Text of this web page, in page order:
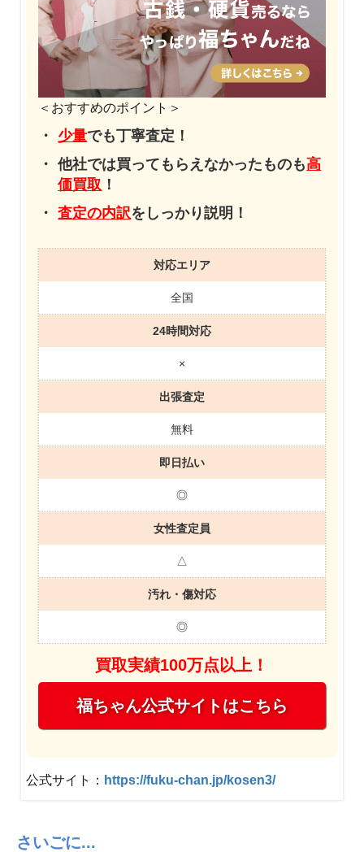
＜おすすめのポイント＞
少量でも丁寧査定！
他社では買ってもらえなかったものも高
価買取 ！
査定の内訳をしっかり説明！
対応エリア
全国
24時間対応
×
出張査定
無料
即日払い
◎
女性査定員
△
汚れ・傷対応
◎
買取実績100万点以上！
福ちゃん公式サイトはこちら
公式サイト： https://fuku-chan.jp/kosen3/
さいごに...